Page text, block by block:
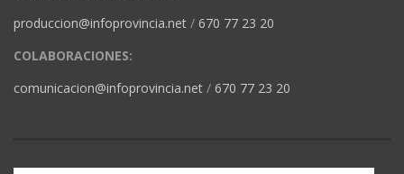
produccion@infoprovincia.net / 670 77 23 20
COLABORACIONES:
comunicacion@infoprovincia.net / 670 77 23 20